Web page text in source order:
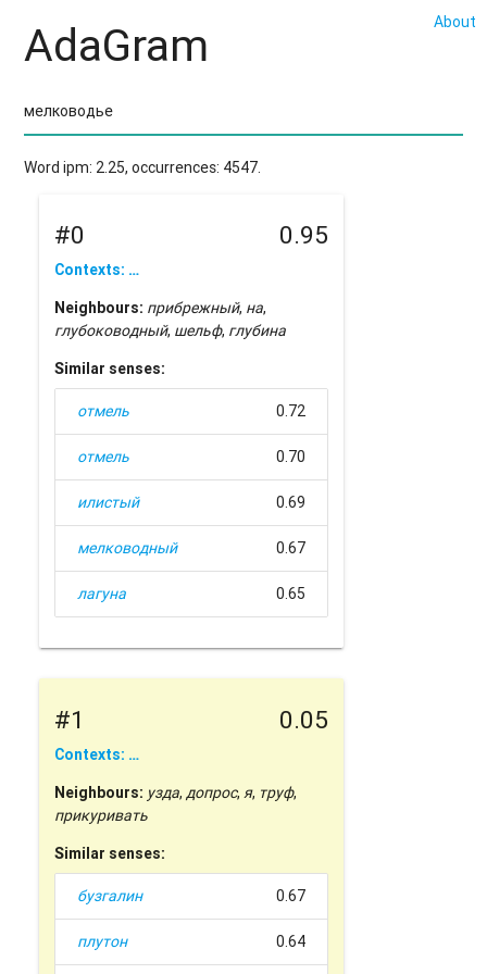
About
AdaGram
Word ipm: 2.25, occurrences: 4547.
#0 0.95
Contexts: …
Neighbours: прибрежный, на,
глубоководный, шельф, глубина
Similar senses:
отмель 0.72
отмель 0.70
илистый 0.69
мелководный 0.67
лагуна 0.65
#1 0.05
Contexts: …
Neighbours: узда,допрос,я, труф,
прикуривать
Similar senses:
бузгалин 0.67
плутон 0.64